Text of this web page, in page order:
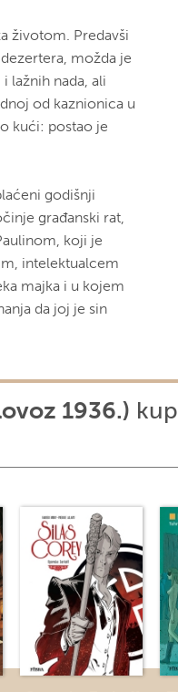
životom. Predavši
možda je
lažnih nada, ali
od kaznionica u
kući: postao je
godišnji
građanski rat,
koji je
intelektualcem
majka i u kojem
da joj je sin
1936.)